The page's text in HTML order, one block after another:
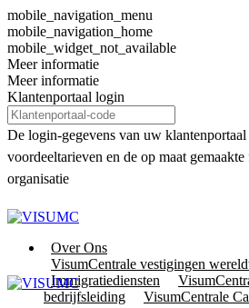
mobile_navigation_menu
mobile_navigation_home
mobile_widget_not_available
Meer informatie
Meer informatie
Klantenportaal login
De login-gegevens van uw
voordeeltarieven en de op maat
organisatie
Over Ons
VisumCentrale vestigingen
Immigratiediensten
bedrijfsleiding
VisumCentrale